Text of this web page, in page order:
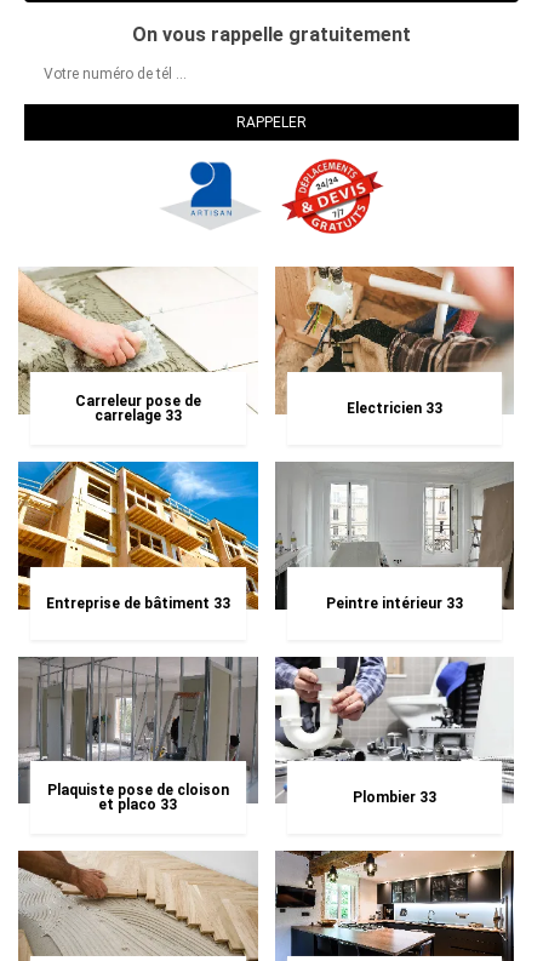
On vous rappelle gratuitement
Carreleur pose de
carrelage 33
Electricien 33
Entreprise de bâtiment 33 Peintre intérieur 33
Plaquiste pose de cloison
et placo 33
Plombier 33